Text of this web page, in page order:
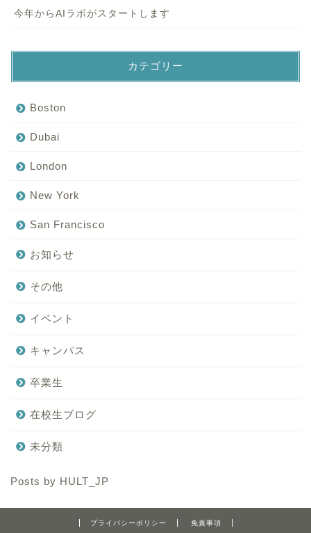
今年からAIラボがスタートします
カテゴリー
Boston
Dubai
London
New York
San Francisco
お知らせ
その他
イベント
キャンパス
卒業生
在校生ブログ
未分類
Posts by HULT_JP
プライバシーポリシー 免責事項